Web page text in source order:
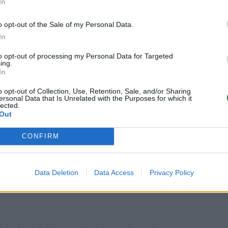
opt-out of the Sale of my Personal Data.
opt-out of processing my Personal Data for Targeted
opt-out of Collection, Use, Retention, Sale, and/or Sharing
Data that Is Unrelated with the Purposes for which it
CONFIRM
Data Deletion Data Access Privacy Policy
– Bolivijos Andų kalnų viduryje.
10 tūkst. kv. kilometrų – ši vieta yra 25
beveik šeštadalį visos Lietuvos
net iš kosmoso.
temperatūra nukrinta iki 10 laipsnių
klimato sąlygų ir reto kalnų oro
druskos lyguma, padengta metro